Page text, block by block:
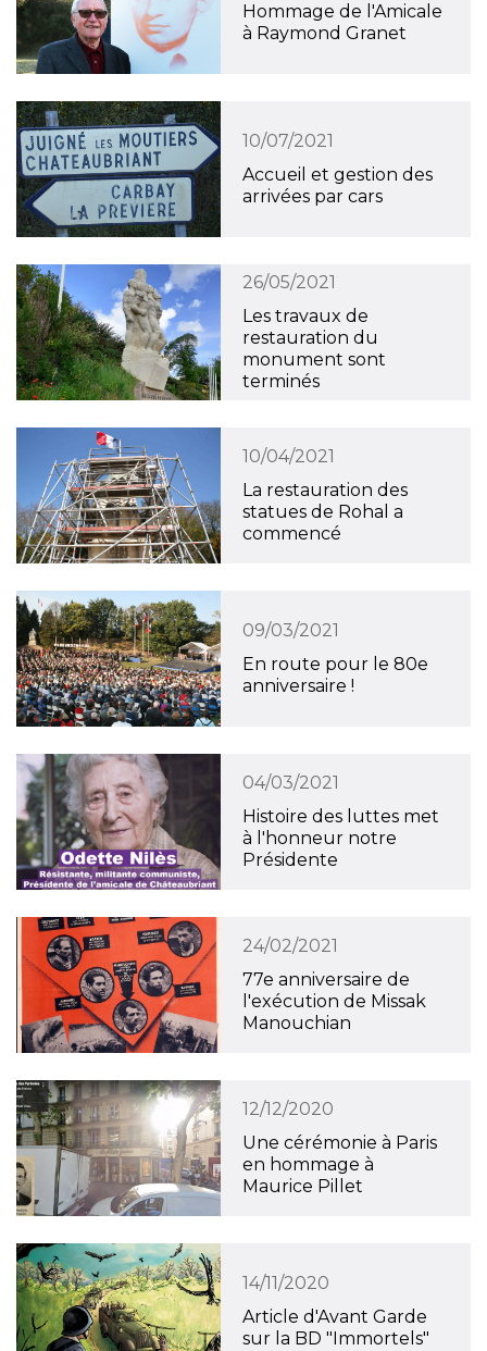
Hommage de l'Amicale
à Raymond Granet
10/07/2021
Accueil et gestion des
arrivées par cars
26/05/2021
Les travaux de
restauration du
monument sont
terminés
10/04/2021
La restauration des
statues de Rohal a
commencé
09/03/2021
En route pour le 80e
anniversaire !
04/03/2021
Histoire des luttes met
à l'honneur notre
Présidente
24/02/2021
77e anniversaire de
l'exécution de Missak
Manouchian
12/12/2020
Une cérémonie à Paris
en hommage à
Maurice Pillet
14/11/2020
Article d'Avant Garde
sur la BD "Immortels"